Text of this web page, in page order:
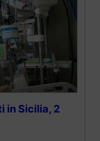
in Sicilia, 2